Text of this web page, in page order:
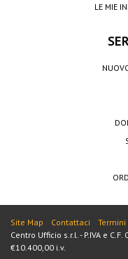
LE MIE
Site Map Contattaci
Centro Ufficio s.r.l. - P.IVA e
€10.400,00 i.v.